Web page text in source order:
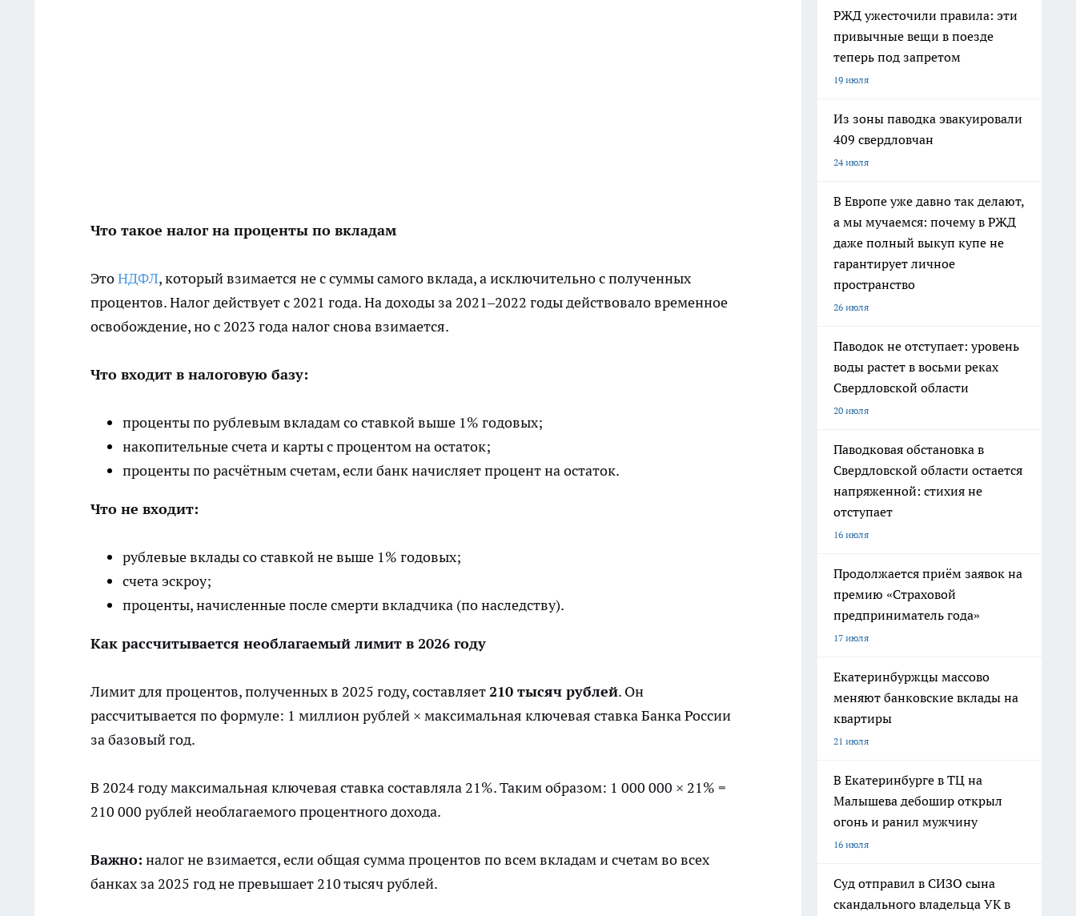
Что такое налог на проценты по вкладам
ЭтоНДФЛ, который взимается не с суммы самого вклада, а исключительно с полученных
процентов. Налог действует с 2021 года. На доходы за 2021–2022 годы действовало временное
освобождение, но с 2023 года налог снова взимается.
Что входит в налоговую базу:
проценты по рублевым вкладам со ставкой выше 1% годовых;
накопительные счета и карты с процентом на остаток;
проценты по расчётным счетам, если банк начисляет процент на остаток.
Что не входит:
рублевые вклады со ставкой не выше 1% годовых;
счета эскроу;
проценты, начисленные после смерти вкладчика (по наследству).
Как рассчитывается необлагаемый лимит в 2026 году
Лимит для процентов, полученных в 2025 году, составляет210 тысяч рублей. Он
рассчитывается по формуле: 1 миллион рублей × максимальная ключевая ставка Банка России
за базовый год.
В 2024 году максимальная ключевая ставка составляла 21%. Таким образом: 1 000 000 × 21% =
210 000 рублей необлагаемого процентного дохода.
Важно: налог не взимается, если общая сумма процентов по всем вкладам и счетам во всех
банках за 2025 год не превышает 210 тысяч рублей.
РЖД ужесточили правила: эти
привычные вещи в поезде
теперь под запретом
19 июля
Из зоны паводка эвакуировали
409 свердловчан
24 июля
В Европе уже давно так делают,
а мы мучаемся: почему в РЖД
даже полный выкуп купе не
гарантирует личное
пространство
26 июля
Паводок не отступает: уровень
воды растет в восьми реках
Свердловской области
20 июля
Паводковая обстановка в
Свердловской области остается
напряженной: стихия не
отступает
16 июля
Продолжается приём заявок на
премию «Страховой
предприниматель года»
17 июля
Екатеринбуржцы массово
меняют банковские вклады на
квартиры
21 июля
В Екатеринбурге в ТЦ на
Малышева дебошир открыл
огонь и ранил мужчину
16 июля
Суд отправил в СИЗО сына
скандального владельца УК в